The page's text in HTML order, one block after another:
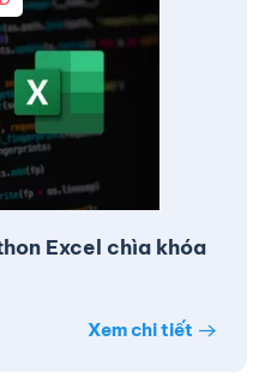
Excel chìa khóa
Xem chi tiết